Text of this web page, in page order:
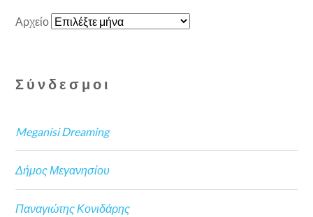
Αρχείο
Σύνδεσμοι
Meganisi Dreaming
Δήμος Μεγανησίου
Παναγιώτης Κονιδάρης